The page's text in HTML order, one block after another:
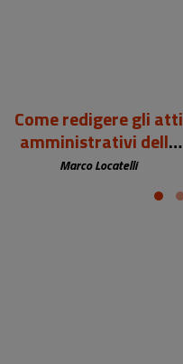
Come redigere gli atti
amministrativi della
biblioteca
Marco Locatelli